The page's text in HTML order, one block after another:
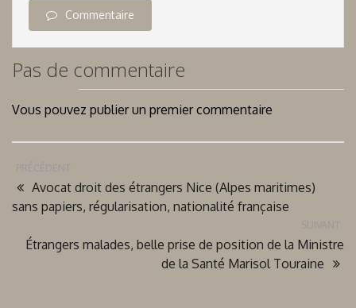
Commentaire
Pas de commentaire
Vous pouvez publier un premier commentaire
Avocat droit des étrangers Nice (Alpes maritimes)
sans papiers, régularisation, nationalité française
Étrangers malades, belle prise de position de la Ministre
de la Santé Marisol Touraine